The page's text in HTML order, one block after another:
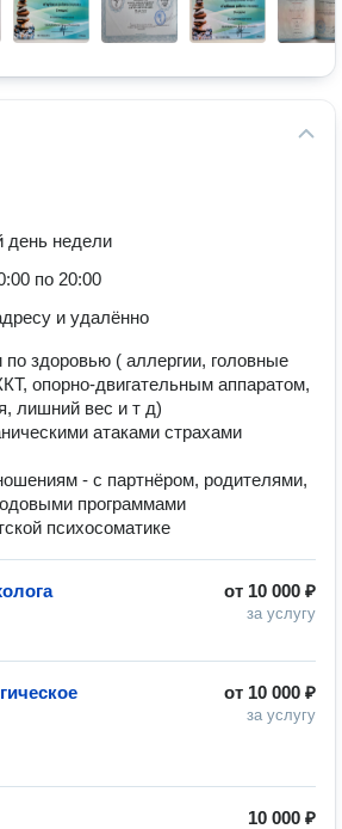
день недели
по 20:00
и удалённо
здоровью ( аллергии, головные
опорно-двигательным аппаратом,
лишний вес и т д)
атаками страхами
- с партнёром, родителями,
программами
психосоматике
от 10 000 ₽
за услугу
от 10 000 ₽
за услугу
10 000 ₽